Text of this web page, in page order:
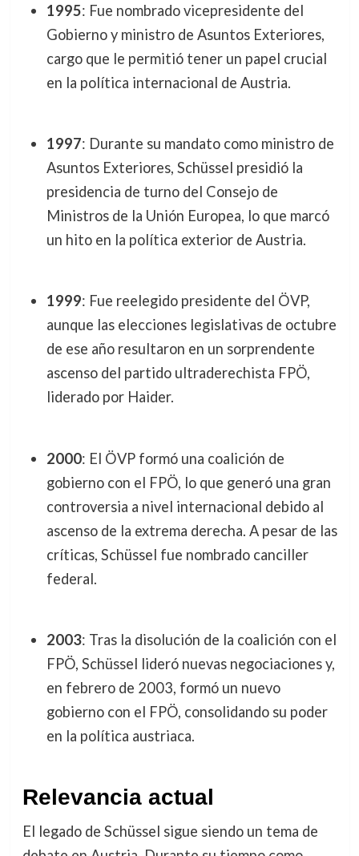
1995: Fue nombrado vicepresidente del
Gobierno y ministro de Asuntos Exteriores,
cargo que le permitió tener un papel crucial
en la política internacional de Austria.
1997: Durante su mandato como ministro de
Asuntos Exteriores, Schüssel presidió la
presidencia de turno del Consejo de
Ministros de la Unión Europea, lo que marcó
un hito en la política exterior de Austria.
1999: Fue reelegido presidente del ÖVP,
aunque las elecciones legislativas de octubre
de ese año resultaron en un sorprendente
ascenso del partido ultraderechista FPÖ,
liderado por Haider.
2000: El ÖVP formó una coalición de
gobierno con el FPÖ, lo que generó una gran
controversia a nivel internacional debido al
ascenso de la extrema derecha. A pesar de las
críticas, Schüssel fue nombrado canciller
federal.
2003: Tras la disolución de la coalición con el
FPÖ, Schüssel lideró nuevas negociaciones y,
en febrero de 2003, formó un nuevo
gobierno con el FPÖ, consolidando su poder
en la política austriaca.
Relevancia actual
El legado de Schüssel sigue siendo un tema de